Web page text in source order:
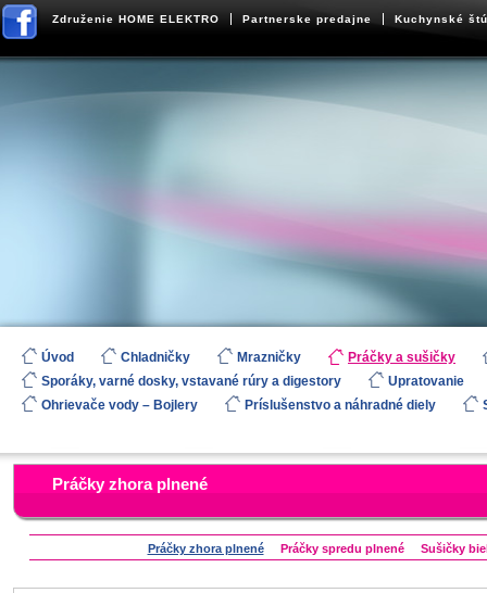
Združenie HOME ELEKTRO Partnerske predajne Kuchynské
Úvod Chladničky Mrazničky
Práčky a sušičky
Sporáky, varné dosky, vstavané rúry a digestory
Upratovanie
Ohrievače vody – Bojlery
Príslušenstvo a náhradné diely
Práčky zhora plnené
Práčky zhora plnené Práčky spredu plnené Sušičky